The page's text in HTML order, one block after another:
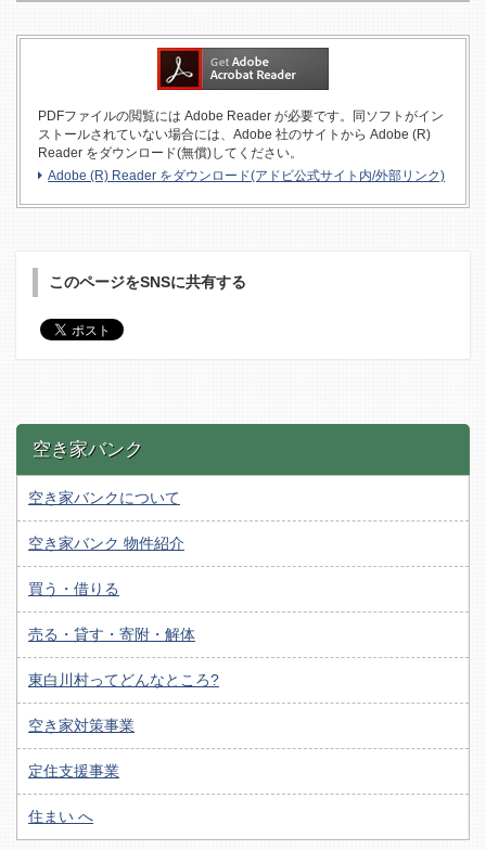
PDFファイルの閲覧には Adobe Reader が必要です。同ソフトがイン
ストールされていない場合には、Adobe 社のサイトから Adobe (R)
Reader をダウンロード(無償)してください。
Adobe (R) Reader をダウンロード(アドビ公式サイト内/外部リンク)
このページをSNSに共有する
空き家バンク
空き家バンクについて
空き家バンク 物件紹介
買う・借りる
売る・貸す・寄附・解体
東白川村ってどんなところ?
空き家対策事業
定住支援事業
住まい へ